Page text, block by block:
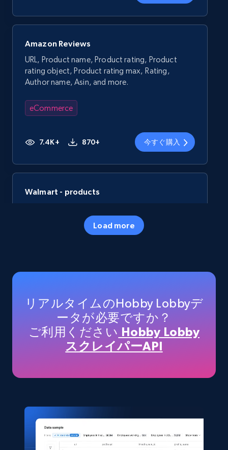
Amazon Reviews
URL, Product name, Product rating, Product
rating object, Product rating max, Rating,
Author name, Asin, and more.
eCommerce
7.4K+ 870+ 今すぐ購入
Walmart - products
Specifications, Image urls, Top reviews, and
TikTok Shop
URL, Title, Available, Description, Currency, Initial
5.4K+
Load more
リアルタイムのHobby Lobbyデ
ータが必要ですか？
ご利用ください Hobby Lobby
スクレイパーAPI